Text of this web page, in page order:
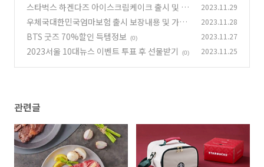
스타벅스 하겐다즈 아이스크림케이크 출시 및 예
약정보
(0)
2023.11.29
우체국대한민국엄마보험 출시 보장내용 및 가입
방법 (0)
2023.11.28
BTS 굿즈 70%할인 득템정보 (0) 2023.11.27
2023서울 10대뉴스 이벤트 투표 후 선물받기 (0) 2023.11.25
관련글